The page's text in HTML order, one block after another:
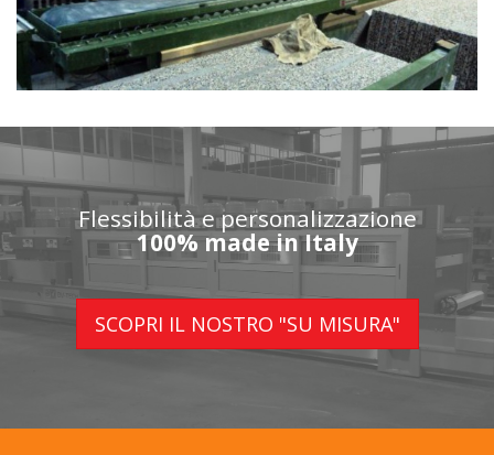
Flessibilità e personalizzazione
100% made in Italy
SCOPRI IL NOSTRO "SU MISURA"